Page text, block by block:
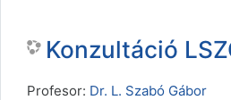
Konzultáció
Profesor: Dr. L. Szabó Gábor